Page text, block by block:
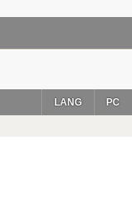
PC
LANG